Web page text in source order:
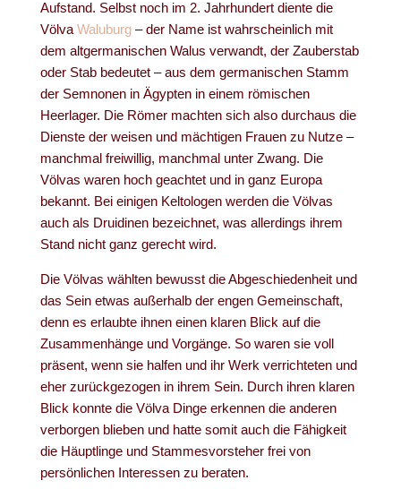
Aufstand. Selbst noch im 2. Jahrhundert diente die
Völva Waluburg– der Name ist wahrscheinlich mit
dem altgermanischen Walus verwandt, der Zauberstab
oder Stab bedeutet – aus dem germanischen Stamm
der Semnonen in Ägypten in einem römischen
Heerlager. Die Römer machten sich also durchaus die
Dienste der weisen und mächtigen Frauen zu Nutze –
manchmal freiwillig, manchmal unter Zwang. Die
Völvas waren hoch geachtet und in ganz Europa
bekannt. Bei einigen Keltologen werden die Völvas
auch als Druidinen bezeichnet, was allerdings ihrem
Stand nicht ganz gerecht wird.
Die Völvas wählten bewusst die Abgeschiedenheit und
das Sein etwas außerhalb der engen Gemeinschaft,
denn es erlaubte ihnen einen klaren Blick auf die
Zusammenhänge und Vorgänge. So waren sie voll
präsent, wenn sie halfen und ihr Werk verrichteten und
eher zurückgezogen in ihrem Sein. Durch ihren klaren
Blick konnte die Völva Dinge erkennen die anderen
verborgen blieben und hatte somit auch die Fähigkeit
die Häuptlinge und Stammesvorsteher frei von
persönlichen Interessen zu beraten.